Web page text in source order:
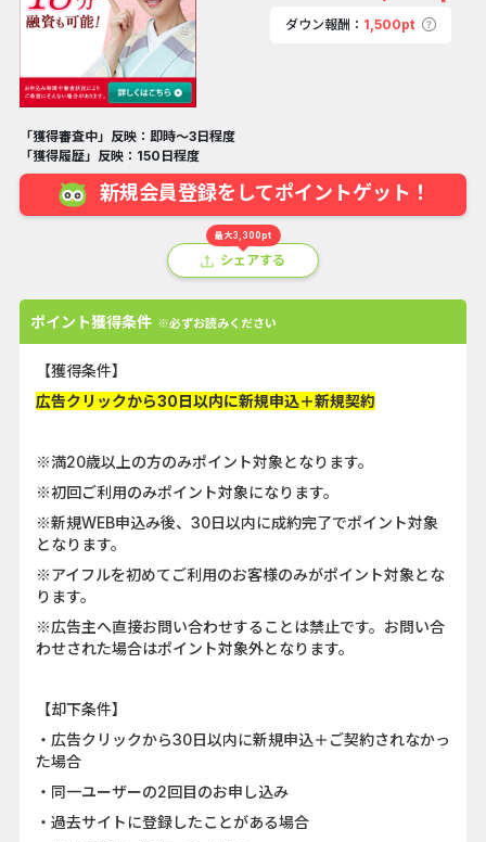
ダウン報酬： 1,500pt
「獲得審査中」反映：即時～3日程度
「獲得履歴」反映：150日程度
新規会員登録をしてポイントゲット！
最大3,300pt
シェアする
ポイント獲得条件 ※必ずお読みください
【獲得条件】
広告クリックから30日以内に新規申込＋新規契約
※満20歳以上の方のみポイント対象となります。
※初回ご利用のみポイント対象になります。
※新規WEB申込み後、30日以内に成約完了でポイント対象
となります。
※アイフルを初めてご利用のお客様のみがポイント対象とな
ります。
※広告主へ直接お問い合わせすることは禁止です。お問い合
わせされた場合はポイント対象外となります。
【却下条件】
・広告クリックから30日以内に新規申込＋ご契約されなかっ
た場合
・同一ユーザーの2回目のお申し込み
・過去サイトに登録したことがある場合